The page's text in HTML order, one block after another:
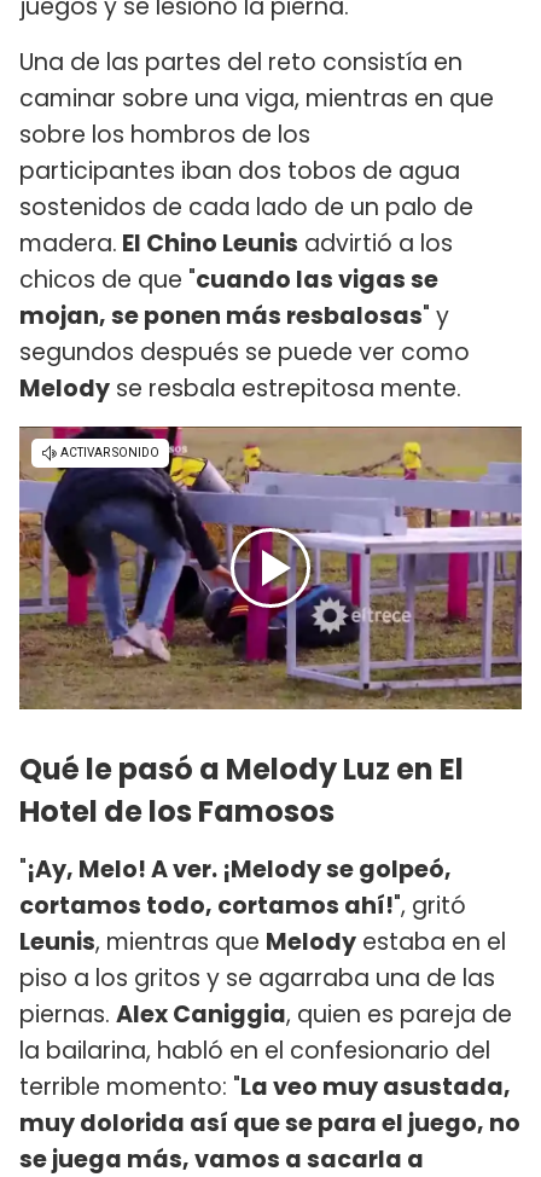
Una de las partes del reto consistía en
caminar sobre una viga, mientras en que
sobre los hombros de los
participantes iban dos tobos de agua
sostenidos de cada lado de un palo de
madera. El Chino Leunis advirtió a los
chicos de que "cuando las vigas se
mojan, se ponen más resbalosas" y
segundos después se puede ver como
Melody se resbala estrepitosa mente.
Qué le pasó a Melody Luz en El
Hotel de los Famosos
"¡Ay, Melo! A ver. ¡Melody se golpeó,
cortamos todo, cortamos ahí!", gritó
Leunis, mientras que Melody estaba en el
piso a los gritos y se agarraba una de las
piernas. Alex Caniggia, quien es pareja de
la bailarina, habló en el confesionario del
terrible momento: "La veo muy asustada,
muy dolorida así que se para el juego, no
se juega más, vamos a sacarla a